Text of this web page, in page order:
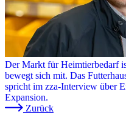
Der Markt für Heimtierbedarf
bewegt sich mit. Das
spricht im zza-Interview über
Expansion.
Zurück